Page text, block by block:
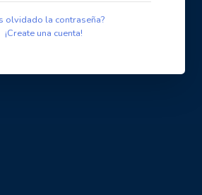
olvidado la contraseña?
¡Create una cuenta!